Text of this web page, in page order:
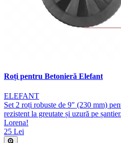
Roți pentru Betonieră Elefant
ELEFANT
Set 2 roți robuste de 9" (230 mm)
rezistent la greutate și uzură pe
Lorena!
25 Lei